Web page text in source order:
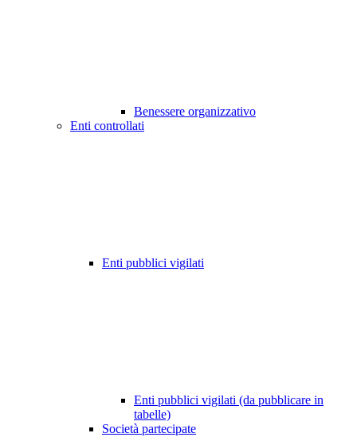
Benessere organizzativo
Enti controllati
Enti pubblici vigilati
Enti pubblici vigilati (da pubblicare in
tabelle)
Società partecipate